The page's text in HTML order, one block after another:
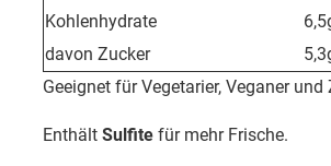
Kohlenhydrate
davon Zucker
Geeignet für Vegetarier, Veganer
Enthält Sulfite für mehr Frische.